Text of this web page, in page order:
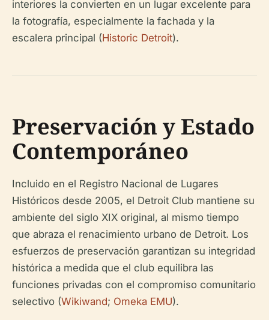
interiores la convierten en un lugar excelente para
la fotografía, especialmente la fachada y la
escalera principal (Historic Detroit).
Preservación y Estado
Contemporáneo
Incluido en el Registro Nacional de Lugares
Históricos desde 2005, el Detroit Club mantiene su
ambiente del siglo XIX original, al mismo tiempo
que abraza el renacimiento urbano de Detroit. Los
esfuerzos de preservación garantizan su integridad
histórica a medida que el club equilibra las
funciones privadas con el compromiso comunitario
selectivo (Wikiwand; Omeka EMU).